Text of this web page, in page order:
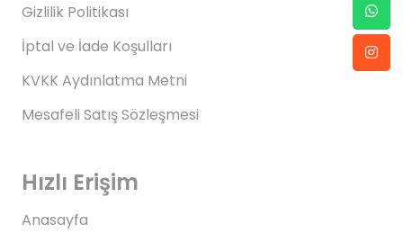
Gizlilik Politikası
İptal ve İade Koşulları
KVKK Aydınlatma Metni
Mesafeli Satış Sözleşmesi
Hızlı Erişim
Anasayfa